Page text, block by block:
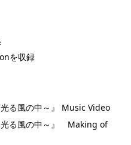
を収録
光る風の中～』 Music Video
光る風の中～』 Making of